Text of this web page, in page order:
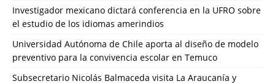
Investigador mexicano dictará conferencia en la UFRO sobre
el estudio de los idiomas amerindios
Universidad Autónoma de Chile aporta al diseño de modelo
preventivo para la convivencia escolar en Temuco
Subsecretario Nicolás Balmaceda visita La Araucanía y